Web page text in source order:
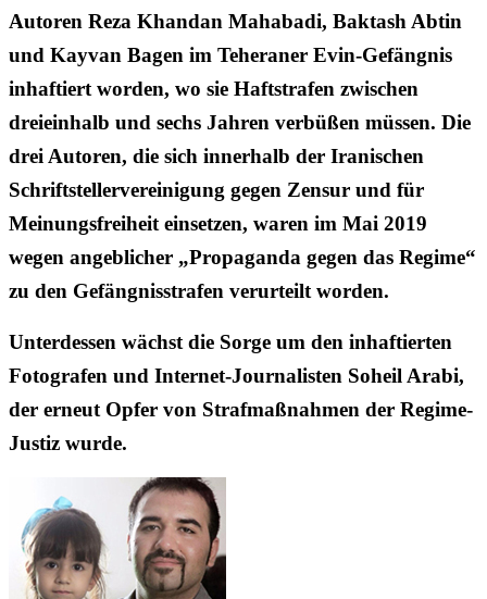
Autoren Reza Khandan Mahabadi, Baktash Abtin
und Kayvan Bagen im Teheraner Evin-Gefängnis
inhaftiert worden, wo sie Haftstrafen zwischen
dreieinhalb und sechs Jahren verbüßen müssen. Die
drei Autoren, die sich innerhalb der Iranischen
Schriftstellervereinigung gegen Zensur und für
Meinungsfreiheit einsetzen, waren im Mai 2019
wegen angeblicher „Propaganda gegen das Regime“
zu den Gefängnisstrafen verurteilt worden.
Unterdessen wächst die Sorge um den inhaftierten
Fotografen und Internet-Journalisten Soheil Arabi,
der erneut Opfer von Strafmaßnahmen der Regime-
Justiz wurde.